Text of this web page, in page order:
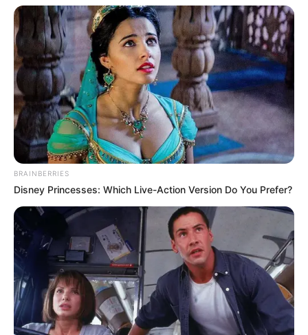
δραστηριότητας.
«Έχετε δικαιώματα αλλά κυρίως έχετε
υποχρεώσεις», λέγεται από το Μαξίμου. Όσο
για τους «κομμένους» από κανάλια και
ραδιόφωνα, έρχεται και νέα ανανεωμένη λίστα
που ετοιμάζεται…
Τελευταία νέα
Θεσσαλονίκη: Τι αλλάζει στις
λεωφορειακές γραμμές με τη
λειτουργία της επέκτασης του Μετρό
στην Καλαμαριά
Τραγωδία στην Πάτρα: Πέθανε βρέφος
οκτώ ημερών στη ΜΕΘ του «Άγιος
BRAINBERRIES
Disney Princesses: Which Live-Action Version Do You Prefer?